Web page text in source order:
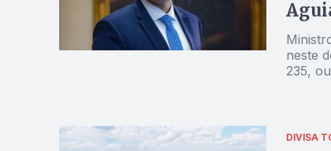
neste
235,
DIVISA